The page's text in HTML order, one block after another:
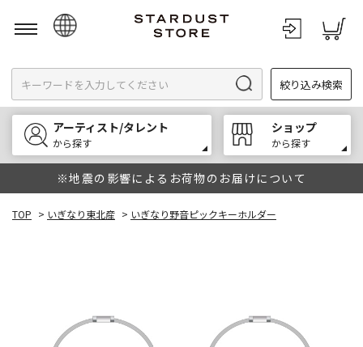
English
한국어
中文
絞り込み検索
アーティスト/タレント
から探す
ショップ
から探す
※地震の影響によるお荷物のお届けについて
TOP > いぎなり東北産 > いぎなり野音ピックキーホルダー